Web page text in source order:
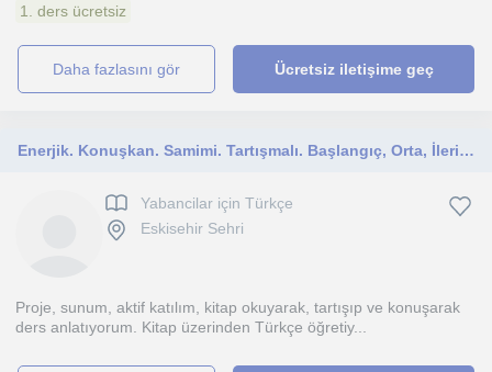
1. ders ücretsiz
daha fazlasını gör Ücretsiz iletişime geç
Enerjik. Konuşkan. Samimi. Tartışmalı. Başlangıç, Orta, İleri Seviye.
Yabancilar için Türkçe
Eskisehir Sehri
Proje, sunum, aktif katılım, kitap okuyarak, tartışıp ve konuşarak
ders anlatıyorum. Kitap üzerinden Türkçe öğretiy...